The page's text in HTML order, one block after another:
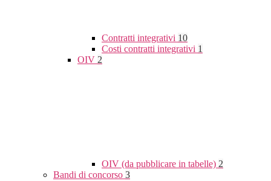
Contratti integrativi 10
Costi contratti integrativi 1
OIV 2
OIV (da pubblicare in tabelle) 2
Bandi di concorso 3